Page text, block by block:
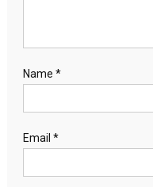
Name *
Email *